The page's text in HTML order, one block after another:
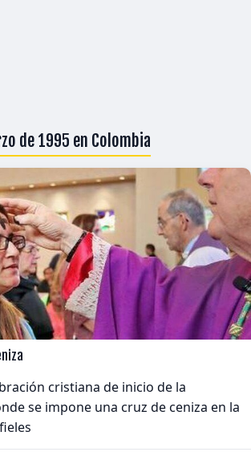
de 1995 en Colombia
cristiana de inicio de la
se impone una cruz de ceniza en la